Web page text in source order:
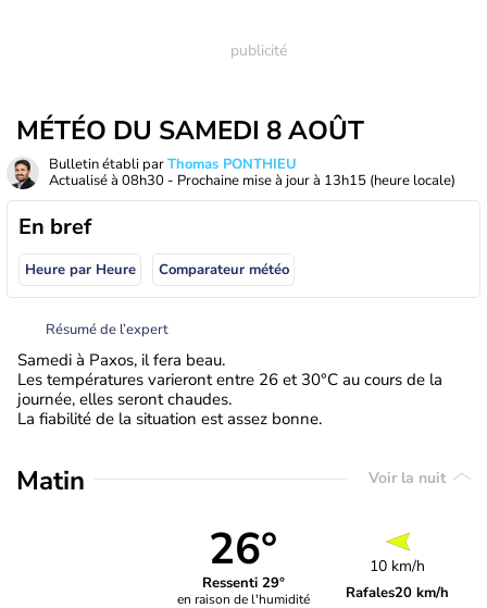
MÉTÉO DU SAMEDI 8 AOÛT
Bulletin établi parThomas PONTHIEU
Actualisé à 08h30 - Prochaine mise à jour à 13h15 (heure locale)
En bref
Heure par Heure Comparateur météo
Résumé de l’expert
Samedi à Paxos, il fera beau.
Les températures varieront entre 26 et 30°C au cours de la
journée, elles seront chaudes.
La fiabilité de la situation est assez bonne.
Matin Voir la nuit
26°
Ressenti 29°
en raison de l'humidité
10 km/h
Rafales20 km/h